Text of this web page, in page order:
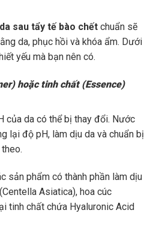
sau tẩy tế bào chết chuẩn sẽ
da, phục hồi và khóa ẩm. Dưới
yếu mà bạn nên có.
hoặc tinh chất (Essence)
của da có thể bị thay đổi. Nước
lại độ pH, làm dịu da và chuẩn bị
sản phẩm có thành phần làm dịu
Asiatica), hoa cúc
tinh chất chứa Hyaluronic Acid